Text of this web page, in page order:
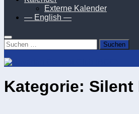
Externe Kalender
— English —
Suchen
nach:
Kategorie: Silent